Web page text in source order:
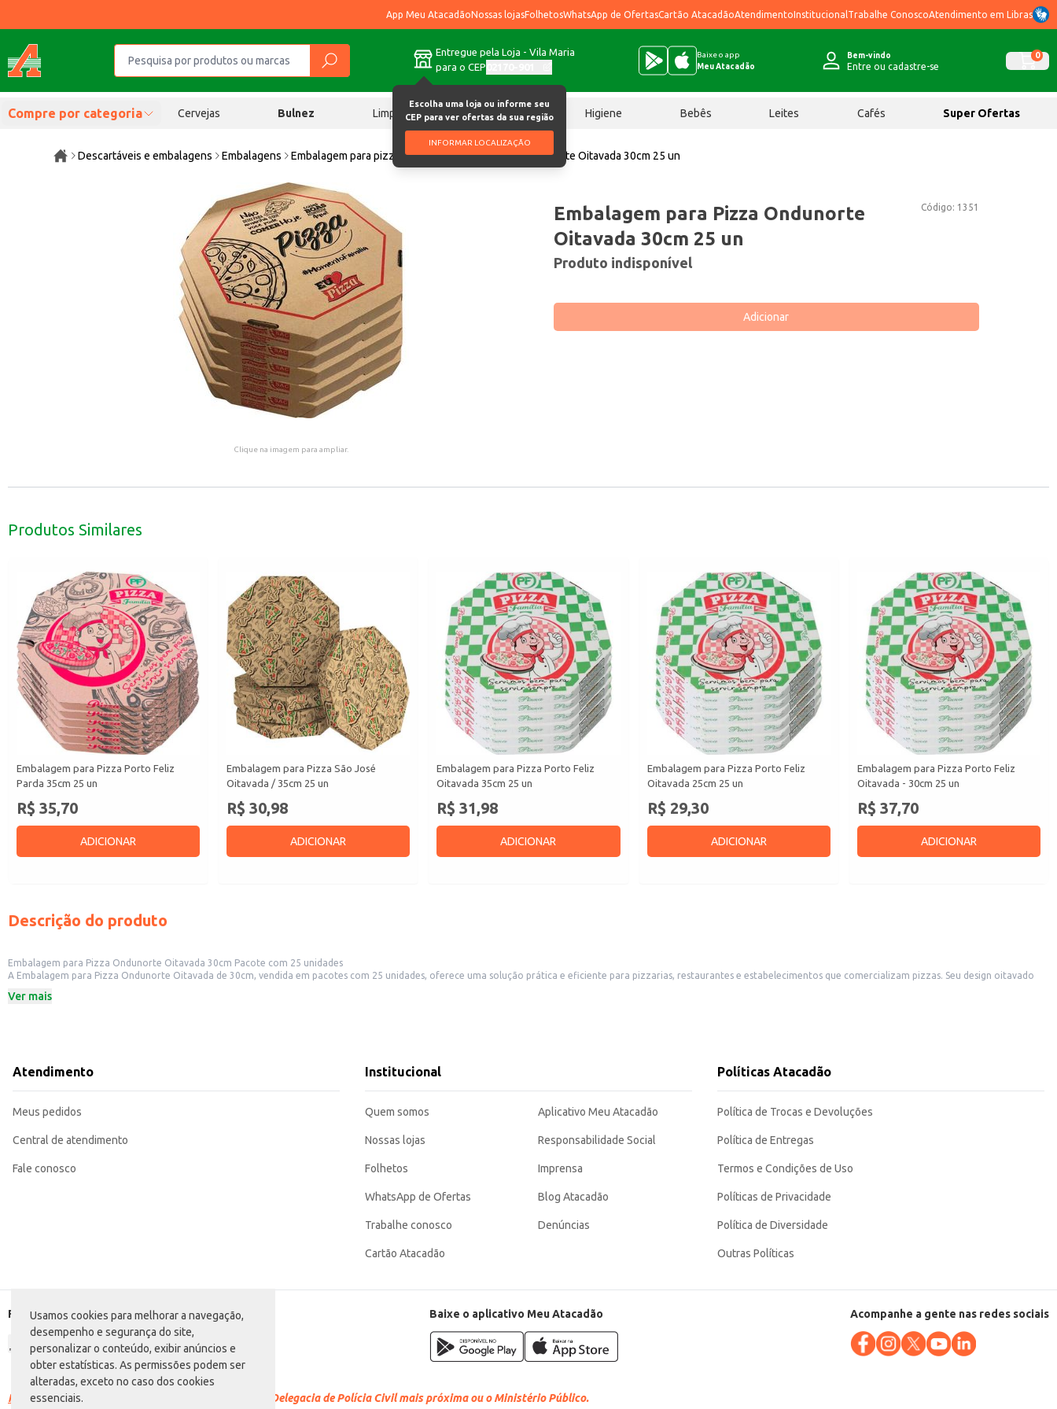
Usamos cookies para melhorar a navegação,
desempenho e segurança do site,
personalizar o conteúdo, exibir anúncios e
obter estatísticas. As permissões podem ser
alteradas, exceto no caso dos cookies
essenciais.
App Meu AtacadãoNossas lojasFolhetosWhatsApp de OfertasCartão AtacadãoAtendimentoInstitucional Trabalhe ConoscoAtendimento em Libras
Entregue pela Loja - Vila Maria
para o CEP
Escolha uma loja ou informe seu
CEP para ver ofertas da sua região
INFORMAR LOCALIZAÇÃO
Baixe o app
Meu Atacadão
Bem-vindo
Entre ou cadastre-se
0
Compre por categoria Cervejas Bulnez Limpeza Chocolates Higiene Bebês Leites Cafés Super Ofertas
Descartáveis e embalagens Embalagens Embalagem para pizza Embalagem para Pizza Ondunorte Oitavada 30cm 25 un
Clique na imagem para ampliar.
Código: 1351
Embalagem para Pizza Ondunorte
Oitavada 30cm 25 un
Produto indisponível
Adicionar
Produtos Similares
Embalagem para Pizza Porto Feliz
Parda 35cm 25 un
R$ 35,70
ADICIONAR
Embalagem para Pizza São José
Oitavada / 35cm 25 un
R$ 30,98
ADICIONAR
Embalagem para Pizza Porto Feliz
Oitavada 35cm 25 un
R$ 31,98
ADICIONAR
Embalagem para Pizza Porto Feliz
Oitavada 25cm 25 un
R$ 29,30
ADICIONAR
Embalagem para Pizza Porto Feliz
Oitavada - 30cm 25 un
R$ 37,70
ADICIONAR
Descrição do produto
Embalagem para Pizza Ondunorte Oitavada 30cm Pacote com 25 unidades
A Embalagem para Pizza Ondunorte Oitavada de 30cm, vendida em pacotes com 25 unidades, oferece uma solução prática e eficiente para pizzarias, restaurantes e estabelecimentos que comercializam pizzas. Seu design oitavado
Dicas de uso:
negócio.
Marca: Ondunorte
Categoria: Embalagem para pizza
Diâmetro: 30cm
Ver mais
Atendimento
Meus pedidos
Central de atendimento
Fale conosco
Institucional
Quem somos
Nossas lojas
Folhetos
WhatsApp de Ofertas
Trabalhe conosco
Cartão Atacadão
Aplicativo Meu Atacadão
Responsabilidade Social
Imprensa
Blog Atacadão
Denúncias
Políticas Atacadão
Política de Trocas e Devoluções
Política de Entregas
Termos e Condições de Uso
Políticas de Privacidade
Política de Diversidade
Outras Políticas
Formas de pagamento Baixe o aplicativo Meu Atacadão Acompanhe a gente nas redes sociais
Racismo é crime. Denuncie. Disque 100 ou procure a Delegacia de Polícia Civil mais próxima ou o Ministério Público.